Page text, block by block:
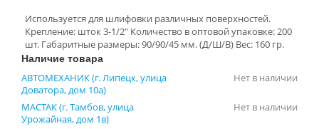
Используется для шлифовки различных поверхностей.
Крепление: шток 3-1/2" Количество в оптовой упаковке: 200
шт. Габаритные размеры: 90/90/45 мм. (Д/Ш/В) Вес: 160 гр.
Наличие товара
АВТОМЕХАНИК (г. Липецк, улица
Доватора, дом 10а)
Нет в наличии
МАСТАК (г. Тамбов, улица
Урожайная, дом 1в)
Нет в наличии